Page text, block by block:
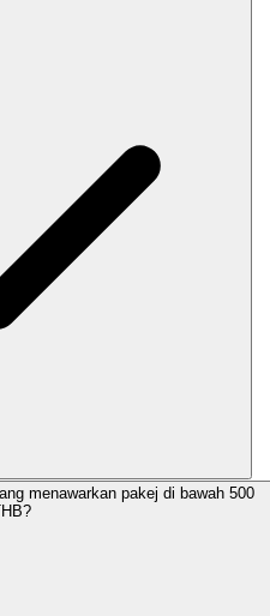
menawarkan pakej di bawah 500